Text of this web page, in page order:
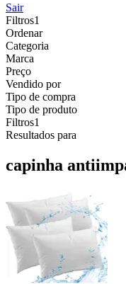
Sair
Filtros1
Ordenar
Categoria
Marca
Preço
Vendido por
Tipo de compra
Tipo de produto
Filtros1
Resultados para
capinha